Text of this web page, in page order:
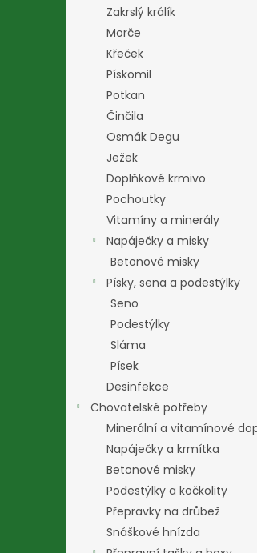
Zakrslý králík
Morče
Křeček
Pískomil
Potkan
Činčila
Osmák Degu
Ježek
Doplňkové krmivo
Pochoutky
Vitamíny a minerály
Napáječky a misky
Betonové misky
Písky, sena a podestýlky
Seno
Podestýlky
Sláma
Písek
Desinfekce
Chovatelské potřeby
Minerální a vitamínové
Napáječky a krmítka
Betonové misky
Podestýlky a kočkolity
Přepravky na drůbež
Snáškové hnízda